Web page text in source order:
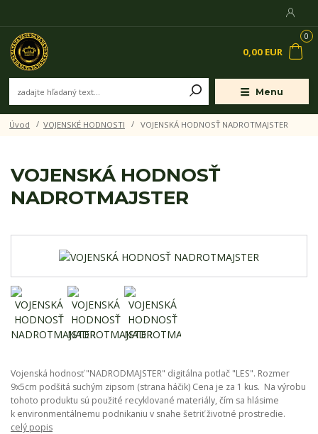
Menu
0
0,00 EUR
Úvod VOJENSKÉ HODNOSTI VOJENSKÁ HODNOSŤ NADROTMAJSTER
VOJENSKÁ HODNOSŤ
NADROTMAJSTER
Vojenská hodnosť "NADRODMAJSTER" digitálna potlač "LES". Rozmer
9x5cm podšitá suchým zipsom (strana háčik) Cena je za 1 kus. Na výrobu
tohoto produktu sú použité recyklované materiály, čím sa hlásime
k environmentálnemu podnikaniu v snahe šetriť životné prostredie.
celý popis